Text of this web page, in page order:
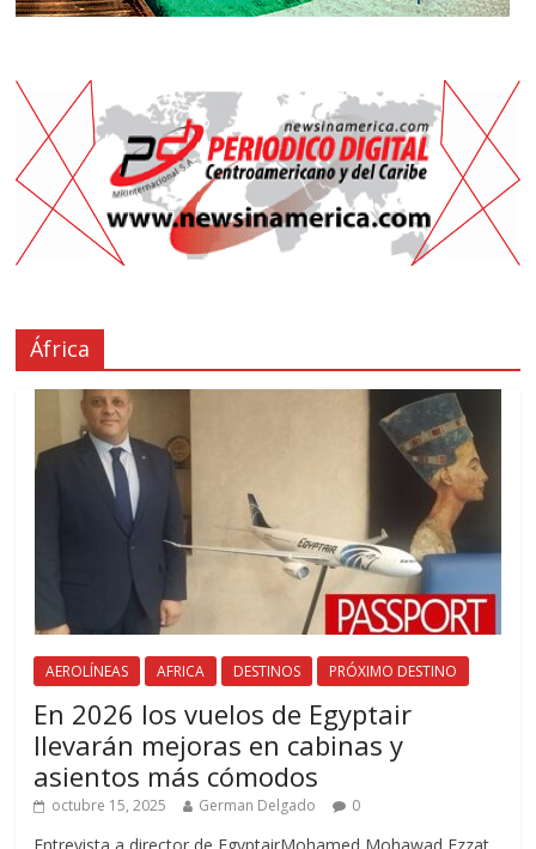
África
AEROLÍNEAS AFRICA DESTINOS PRÓXIMO DESTINO
En 2026 los vuelos de Egyptair
llevarán mejoras en cabinas y
asientos más cómodos
octubre 15, 2025 German Delgado 0